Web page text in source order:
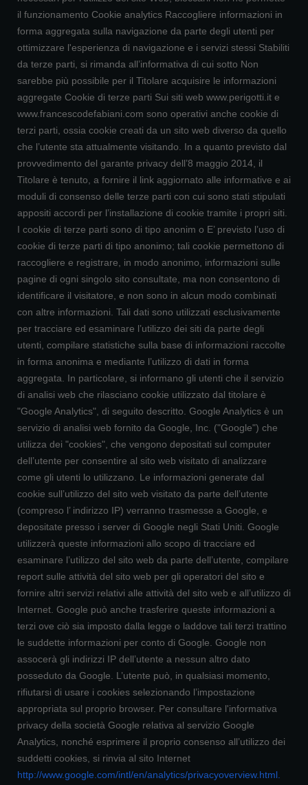
il funzionamento Cookie analytics Raccogliere informazioni in
forma aggregata sulla navigazione da parte degli utenti per
ottimizzare l'esperienza di navigazione e i servizi stessi Stabiliti
da terze parti, si rimanda all’informativa di cui sotto Non
sarebbe più possibile per il Titolare acquisire le informazioni
aggregate Cookie di terze parti Sui siti web www.perigotti.it e
www.francescodefabiani.com sono operativi anche cookie di
terzi parti, ossia cookie creati da un sito web diverso da quello
che l’utente sta attualmente visitando. In a quanto previsto dal
provvedimento del garante privacy dell’8 maggio 2014, il
Titolare è tenuto, a fornire il link aggiornato alle informative e ai
moduli di consenso delle terze parti con cui sono stati stipulati
appositi accordi per l’installazione di cookie tramite i propri siti.
I cookie di terze parti sono di tipo anonim o E’ previsto l’uso di
cookie di terze parti di tipo anonimo; tali cookie permettono di
raccogliere e registrare, in modo anonimo, informazioni sulle
pagine di ogni singolo sito consultate, ma non consentono di
identificare il visitatore, e non sono in alcun modo combinati
con altre informazioni. Tali dati sono utilizzati esclusivamente
per tracciare ed esaminare l’utilizzo dei siti da parte degli
utenti, compilare statistiche sulla base di informazioni raccolte
in forma anonima e mediante l’utilizzo di dati in forma
aggregata. In particolare, si informano gli utenti che il servizio
di analisi web che rilasciano cookie utilizzato dal titolare è
"Google Analytics", di seguito descritto. Google Analytics è un
servizio di analisi web fornito da Google, Inc. ("Google") che
utilizza dei "cookies", che vengono depositati sul computer
dell’utente per consentire al sito web visitato di analizzare
come gli utenti lo utilizzano. Le informazioni generate dal
cookie sull’utilizzo del sito web visitato da parte dell’utente
(compreso l’ indirizzo IP) verranno trasmesse a Google, e
depositate presso i server di Google negli Stati Uniti. Google
utilizzerà queste informazioni allo scopo di tracciare ed
esaminare l’utilizzo del sito web da parte dell’utente, compilare
report sulle attività del sito web per gli operatori del sito e
fornire altri servizi relativi alle attività del sito web e all’utilizzo di
Internet. Google può anche trasferire queste informazioni a
terzi ove ciò sia imposto dalla legge o laddove tali terzi trattino
le suddette informazioni per conto di Google. Google non
assocerà gli indirizzi IP dell’utente a nessun altro dato
posseduto da Google. L’utente può, in qualsiasi momento,
rifiutarsi di usare i cookies selezionando l’impostazione
appropriata sul proprio browser. Per consultare l'informativa
privacy della società Google relativa al servizio Google
Analytics, nonché esprimere il proprio consenso all’utilizzo dei
suddetti cookies, si rinvia al sito Internet
http://www.google.com/intl/en/analytics/privacyoverview.html.